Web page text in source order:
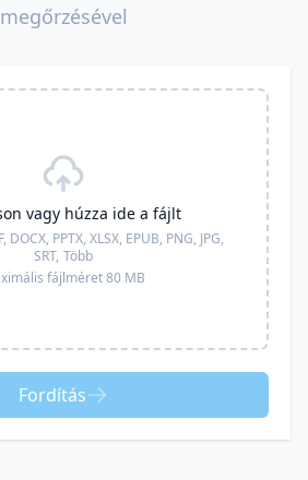
megőrzésével
vagy húzza ide a fájlt
DOCX, PPTX, XLSX, EPUB, PNG, JPG,
SRT, Több
fájlméret 80 MB
Fordítás